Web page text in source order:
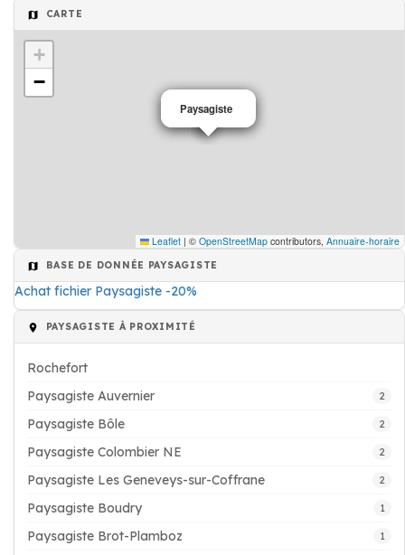
CARTE
Paysagiste
Paysagiste
+
−
Leaflet | © OpenStreetMap contributors, Annuaire-horaire
BASE DE DONNÉE PAYSAGISTE
Achat fichier Paysagiste -20%
PAYSAGISTE À PROXIMITÉ
Rochefort
Paysagiste Auvernier
2
Paysagiste Bôle 2
Paysagiste Colombier NE 2
Paysagiste Les Geneveys-sur-Coffrane 2
Paysagiste Boudry 1
Paysagiste Brot-Plamboz 1